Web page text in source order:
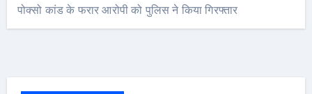
पोक्सो कांड के फरार आरोपी को पुलिस ने किया गिरफ्तार